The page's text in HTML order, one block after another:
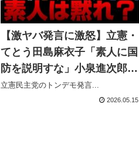
【激ヤバ発言に激怒】立憲・
てとう田島麻衣子「素人に国
防を説明すな」小泉進次郎
「意味不明、国民に説明は必
要」完全論破する【KSLチャ
立憲民主党のトンデモ発言...
2026.05.15